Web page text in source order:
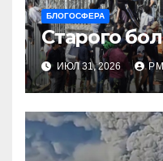
БЛОГОСФЕРА
Старого
ИЮЛ 31, 2026 РМ